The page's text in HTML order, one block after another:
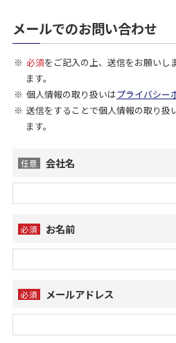
メールでのお問い合わせ
必須をご記入の上、送信をお願いし
ます。
個人情報の取り扱いはプライバシー
送信をすることで個人情報の取り扱
ます。
任意 会社名
必須 お名前
必須 メールアドレス